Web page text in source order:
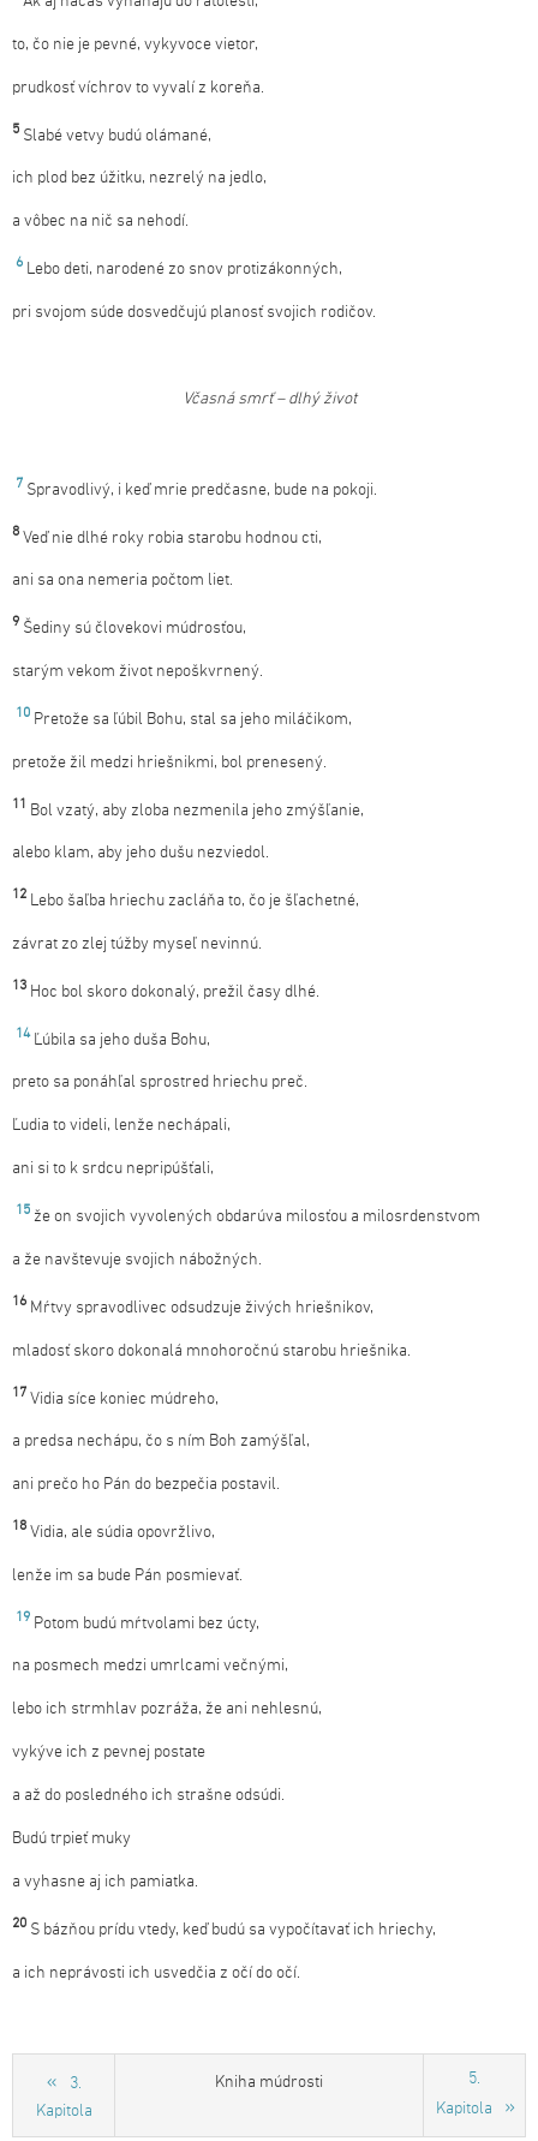
to, čo nie je pevné, vykyvoce vietor,
prudkosť víchrov to vyvalí z koreňa.
5 Slabé vetvy budú olámané,
ich plod bez úžitku, nezrelý na jedlo,
a vôbec na nič sa nehodí.
6 Lebo deti, narodené zo snov protizákonných,
pri svojom súde dosvedčujú planosť svojich rodičov.
Včasná smrť – dlhý život
7 Spravodlivý, i keď mrie predčasne, bude na pokoji.
8 Veď nie dlhé roky robia starobu hodnou cti,
ani sa ona nemeria počtom liet.
9 Šediny sú človekovi múdrosťou,
starým vekom život nepoškvrnený.
10 Pretože sa ľúbil Bohu, stal sa jeho miláčikom,
pretože žil medzi hriešnikmi, bol prenesený.
11 Bol vzatý, aby zloba nezmenila jeho zmýšľanie,
alebo klam, aby jeho dušu nezviedol.
12 Lebo šaľba hriechu zacláňa to, čo je šľachetné,
závrat zo zlej túžby myseľ nevinnú.
13 Hoc bol skoro dokonalý, prežil časy dlhé.
14 Ľúbila sa jeho duša Bohu,
preto sa ponáhľal sprostred hriechu preč.
Ľudia to videli, lenže nechápali,
ani si to k srdcu nepripúšťali,
15 že on svojich vyvolených obdarúva milosťou a milosrdenstvom
a že navštevuje svojich nábožných.
16 Mŕtvy spravodlivec odsudzuje živých hriešnikov,
mladosť skoro dokonalá mnohoročnú starobu hriešnika.
17 Vidia síce koniec múdreho,
a predsa nechápu, čo s ním Boh zamýšľal,
ani prečo ho Pán do bezpečia postavil.
18 Vidia, ale súdia opovržlivo,
lenže im sa bude Pán posmievať.
19 Potom budú mŕtvolami bez úcty,
na posmech medzi umrlcami večnými,
lebo ich strmhlav pozráža, že ani nehlesnú,
vykýve ich z pevnej postate
a až do posledného ich strašne odsúdi.
Budú trpieť muky
a vyhasne aj ich pamiatka.
20 S bázňou prídu vtedy, keď budú sa vypočítavať ich hriechy,
a ich neprávosti ich usvedčia z očí do očí.
3.
Kapitola
Kniha múdrosti
5.
Kapitola